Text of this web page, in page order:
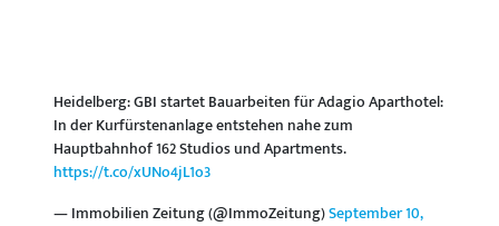
Heidelberg: GBI startet Bauarbeiten für Adagio Aparthotel:
In der Kurfürstenanlage entstehen nahe zum
Hauptbahnhof 162 Studios und Apartments.
https://t.co/xUNo4jL1o3
— Immobilien Zeitung (@ImmoZeitung)September 10,